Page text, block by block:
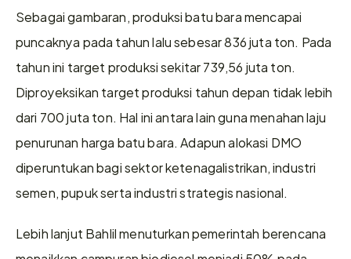
Sebagai gambaran, produksi batu bara mencapai
puncaknya pada tahun lalu sebesar 836 juta ton. Pada
tahun ini target produksi sekitar 739,56 juta ton.
Diproyeksikan target produksi tahun depan tidak lebih
dari 700 juta ton. Hal ini antara lain guna menahan laju
penurunan harga batu bara. Adapun alokasi DMO
diperuntukan bagi sektor ketenagalistrikan, industri
semen, pupuk serta industri strategis nasional.
Lebih lanjut Bahlil menuturkan pemerintah berencana